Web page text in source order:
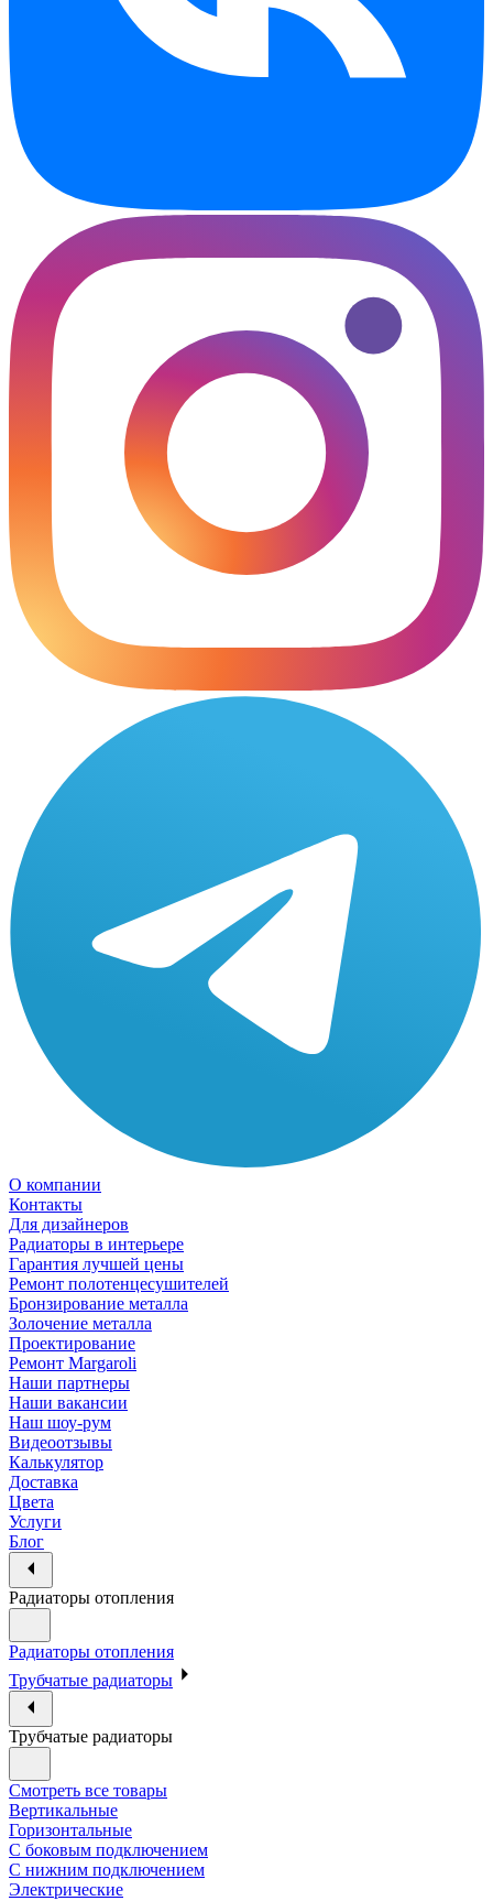
О компании
Контакты
Для дизайнеров
Радиаторы в интерьере
Гарантия лучшей цены
Ремонт полотенцесушителей
Бронзирование металла
Золочение металла
Проектирование
Ремонт Margaroli
Наши партнеры
Наши вакансии
Наш шоу-рум
Видеоотзывы
Калькулятор
Доставка
Цвета
Услуги
Блог
Радиаторы отопления
Радиаторы отопления
Трубчатые радиаторы
Трубчатые радиаторы
Смотреть все товары
Вертикальные
Горизонтальные
С боковым подключением
С нижним подключением
Электрические